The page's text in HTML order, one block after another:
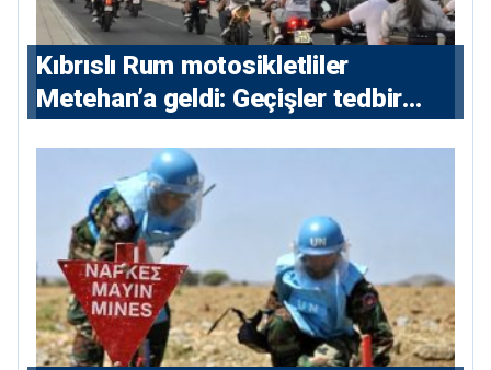
Kıbrıslı Rum motosikletliler
Metehan’a geldi: Geçişler tedbir